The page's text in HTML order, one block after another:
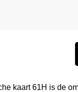
kaart 61H is de